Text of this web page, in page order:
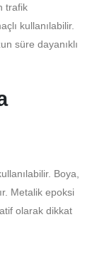
trafik
kullanılabilir.
süre dayanıklı
Boya,
Metalik epoksi
olarak dikkat